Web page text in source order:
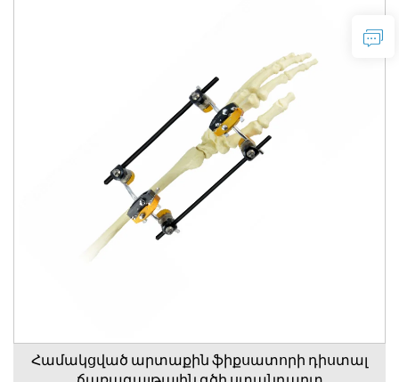
Համակցված արտաքին ֆիքսատորի դիստալ